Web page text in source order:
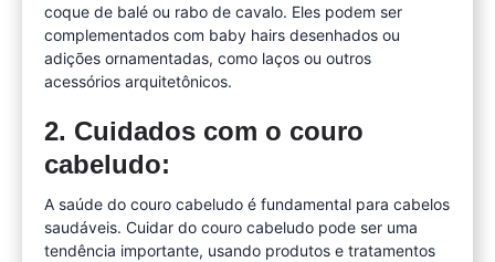
coque de balé ou rabo de cavalo. Eles podem ser
complementados com baby hairs desenhados ou
adições ornamentadas, como laços ou outros
acessórios arquitetônicos.
2. Cuidados com o couro
cabeludo:
A saúde do couro cabeludo é fundamental para cabelos
saudáveis. Cuidar do couro cabeludo pode ser uma
tendência importante, usando produtos e tratamentos